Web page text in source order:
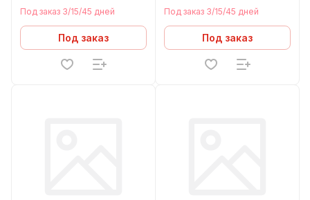
мм
Под заказ 3/15/45 дней
Под заказ
мм
Под заказ 3/15/45 дней
Под заказ